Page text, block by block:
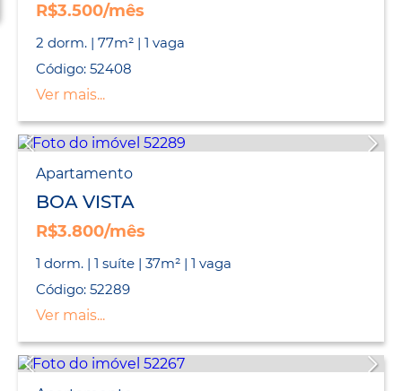
R$3.500/mês
2 dorm. | 77m² | 1 vaga
Código: 52408
Ver mais...
Apartamento
BOA VISTA
R$3.800/mês
1 dorm. | 1 suíte | 37m² | 1 vaga
Código: 52289
Ver mais...